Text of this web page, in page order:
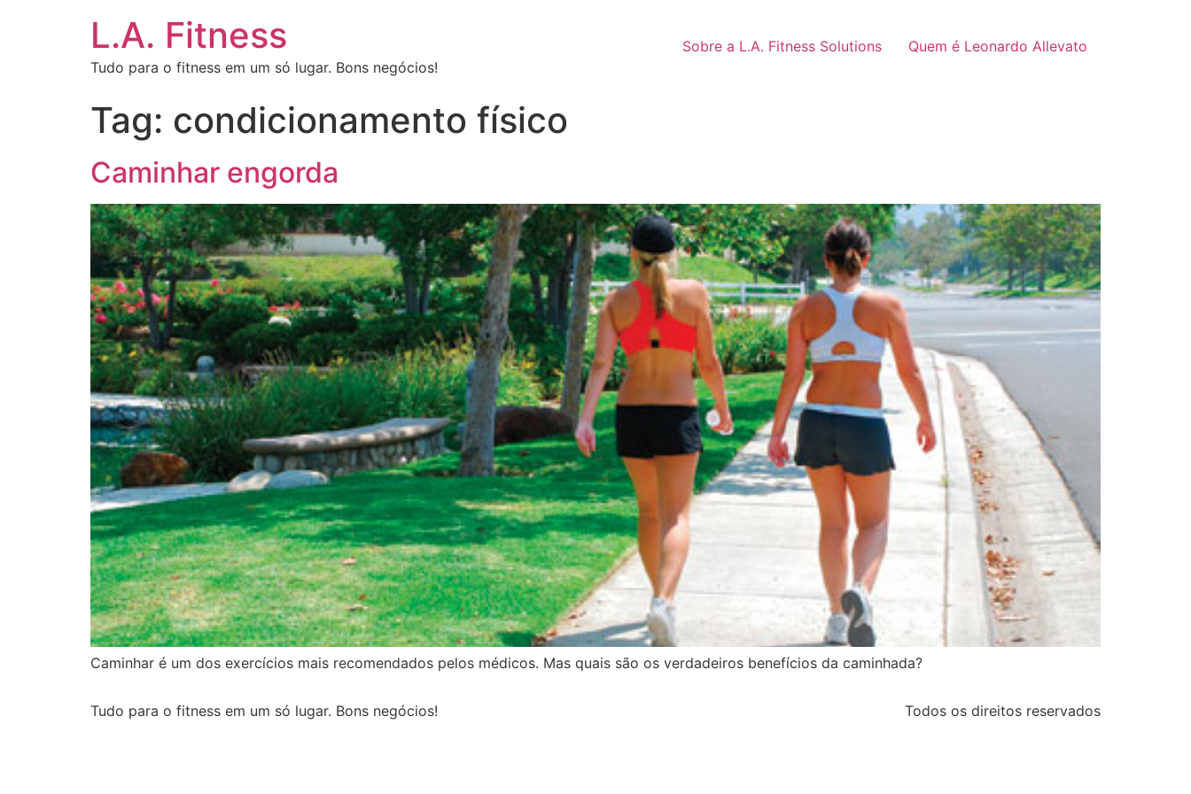
L.A. Fitness
Tudo para o fitness em um só lugar. Bons negócios!
Sobre a L.A. Fitness Solutions Quem é Leonardo Allevato
Tag: condicionamento físico
Caminhar engorda
Caminhar é um dos exercícios mais recomendados pelos médicos. Mas quais são os verdadeiros benefícios da caminhada?
Tudo para o fitness em um só lugar. Bons negócios! Todos os direitos reservados